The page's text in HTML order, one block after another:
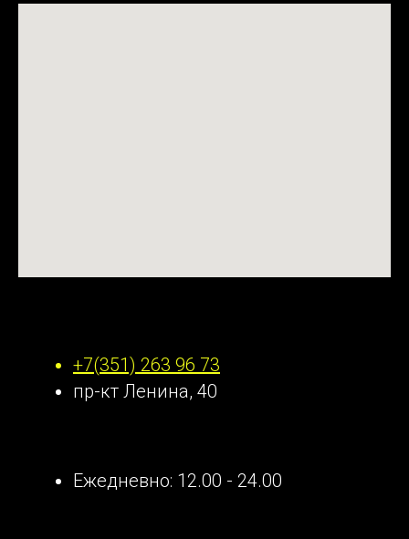
+7(351) 263 96 73
пр-кт Ленина, 40
Ежедневно: 12.00 - 24.00